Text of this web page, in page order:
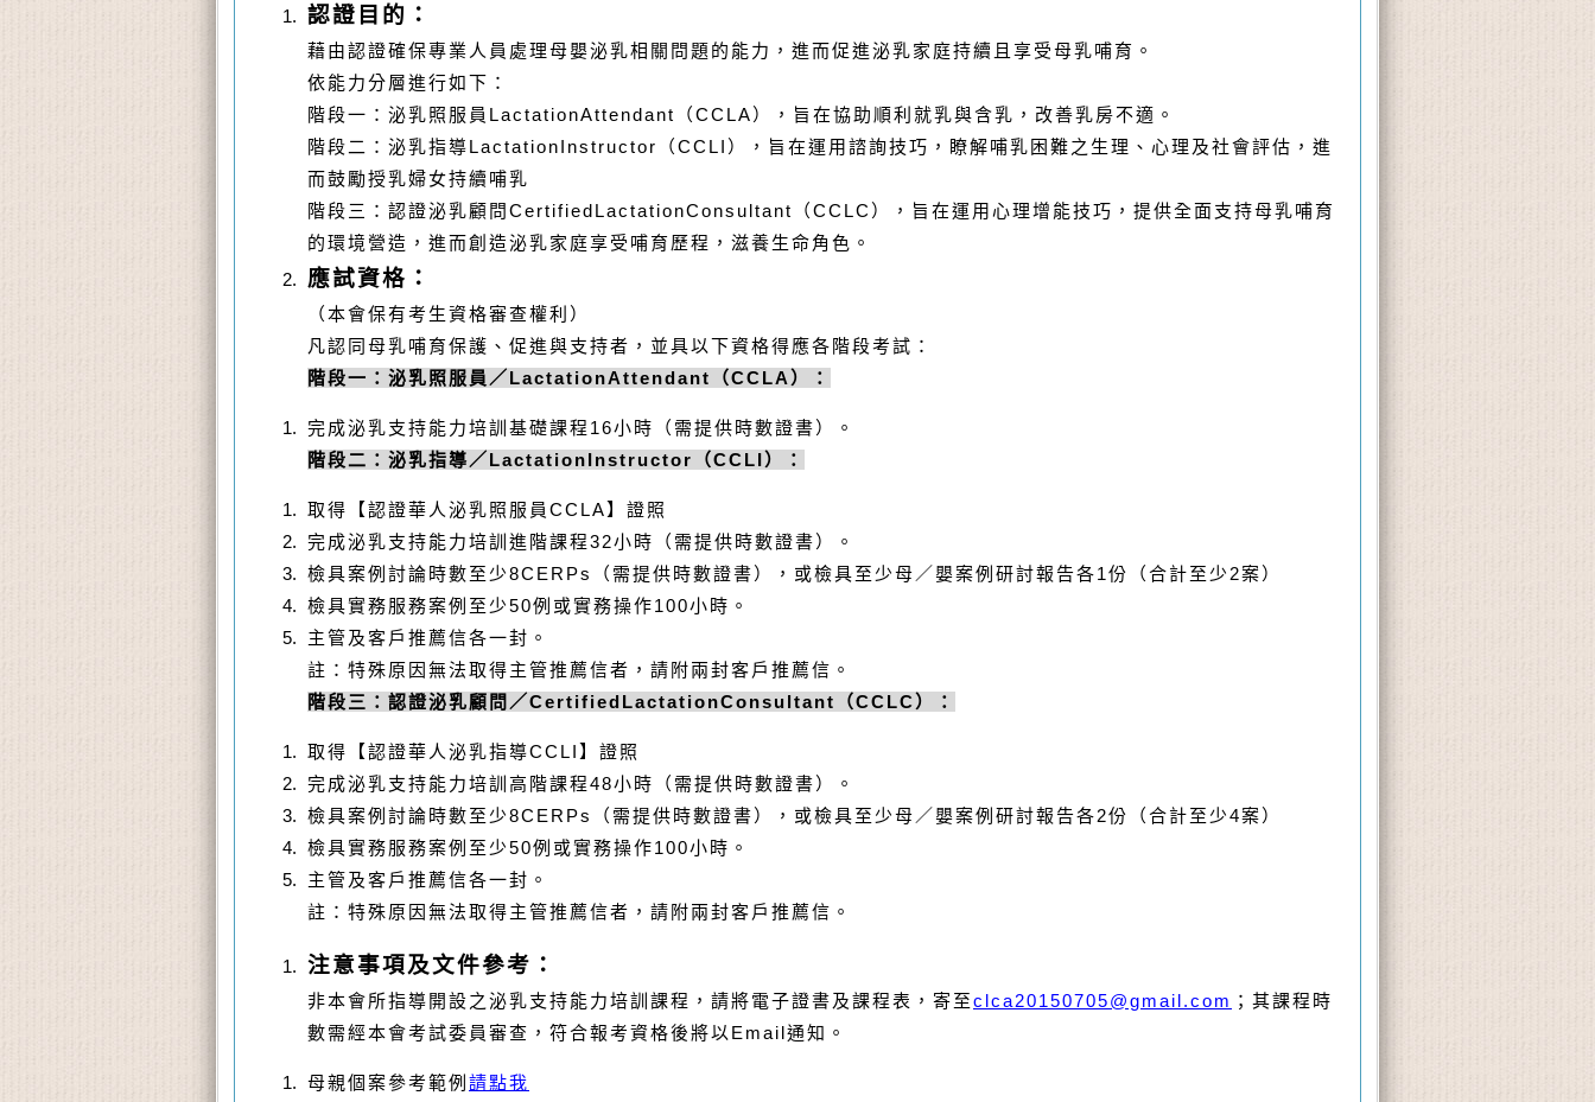
認證目的：
藉由認證確保專業人員處理母嬰泌乳相關問題的能力，進而促進泌乳家庭持續且享受母乳哺育。
依能力分層進行如下：
階段一 ： 泌乳照服員 LactationAttendant （CCLA），旨在協助順利就乳與含乳，改善乳房不適。
階段二 ： 泌乳指導LactationInstructor （CCLI ），旨在運用諮詢技巧，瞭解哺乳困難之生理、心理及社會評估，進
而鼓勵授乳婦女持續哺乳
階段三 ： 認證泌乳顧問 CertifiedLactationConsultant （CCLC ），旨在運用心理增能技巧，提供全面支持母乳哺育
的環境營造，進而創造泌乳家庭享受哺育歷程，滋養生命角色。
應試資格：
（本會保有考生資格審查權利）
凡認同母乳哺育保護、促進與支持者，並具以下資格得應各階段考試：
階段一：泌乳照服員／ LactationAttendant （CCLA ）：
完成泌乳支持能力培訓基礎課程 16小時（需提供時數證書）。
階段二：泌乳指導／ LactationInstructor （CCLI）：
取得【認證華人泌乳照服員 CCLA】證照
完成泌乳支持能力培訓進階課程32小時（需提供時數證書）。
檢具案例討論時數至少8CERPs （需提供時數證書），或檢具至少母／嬰案例研討報告各1份（合計至少 2案）
檢具實務服務案例至少50例或實務操作100小時。
主管及客戶推薦信各一封。
註：特殊原因無法取得主管推薦信者，請附兩封客戶推薦信。
階段三：認證泌乳顧問／CertifiedLactationConsultant （CCLC）：
取得【認證華人泌乳指導CCLI 】證照
完成泌乳支持能力培訓高階課程48小時（需提供時數證書）。
檢具案例討論時數至少8CERPs （需提供時數證書），或檢具至少母／嬰案例研討報告各2份（合計至少4案）
檢具實務服務案例至少50例或實務操作100小時。
主管及客戶推薦信各一封。
註：特殊原因無法取得主管推薦信者，請附兩封客戶推薦信。
注意事項及文件參考：
非本會所指導開設之泌乳支持能力培訓課程，請將電子證書及課程表，寄至clca20150705@gmail.com ；其課程時
數需經本會考試委員審查，符合報考資格後將以 Email通知。
母親個案參考範例 請點我